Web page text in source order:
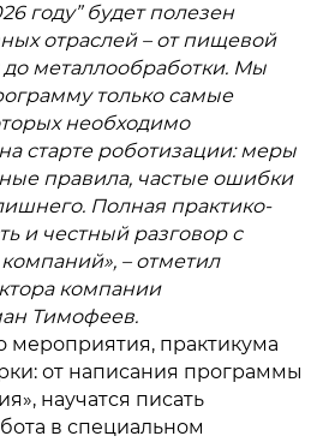
году” будет полезен
отраслей – от пищевой
металлообработки. Мы
только самые
необходимо
старте роботизации: меры
правила, частые ошибки
Полная практико-
и честный разговор с
– отметил
компании
Тимофеев.
мероприятия, практикума
от написания программы
научатся писать
в специальном